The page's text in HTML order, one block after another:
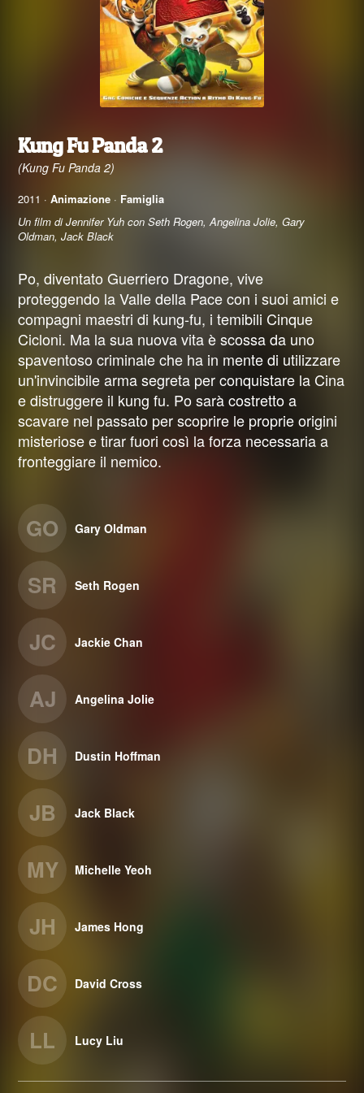
Kung Fu Panda 2
(Kung Fu Panda 2)
2011 · Animazione · Famiglia
Un film di Jennifer Yuh con Seth Rogen, Angelina Jolie, Gary
Oldman, Jack Black
Po, diventato Guerriero Dragone, vive
proteggendo la Valle della Pace con i suoi amici e
compagni maestri di kung-fu, i temibili Cinque
Cicloni. Ma la sua nuova vita è scossa da uno
spaventoso criminale che ha in mente di utilizzare
un'invincibile arma segreta per conquistare la Cina
e distruggere il kung fu. Po sarà costretto a
scavare nel passato per scoprire le proprie origini
misteriose e tirar fuori così la forza necessaria a
fronteggiare il nemico.
GO Gary Oldman
SR Seth Rogen
JC Jackie Chan
AJ Angelina Jolie
DH Dustin Hoffman
JB Jack Black
MY Michelle Yeoh
JH James Hong
DC David Cross
LL Lucy Liu